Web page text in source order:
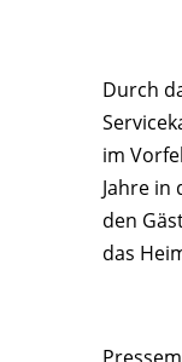
Durch
im
Jahre in
den
das